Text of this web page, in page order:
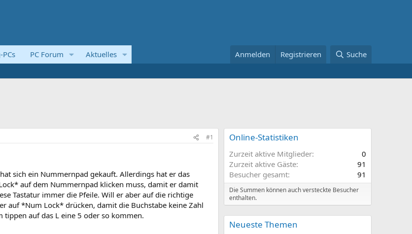
PC Forum Aktuelles Anmelden Registrieren Suche
#1
sich ein Nummernpad gekauft. Allerdings hat er das
auf dem Nummernpad klicken muss, damit er damit
Tastatur immer die Pfeile. Will er aber auf die richtige
auf *Num Lock* drücken, damit die Buchstabe keine Zahl
tippen auf das L eine 5 oder so kommen.
Online-Statistiken
Zurzeit aktive Mitglieder
0
Zurzeit aktive Gäste
91
Besucher gesamt
91
Die Summen können auch versteckte Besucher
enthalten.
Neueste Themen